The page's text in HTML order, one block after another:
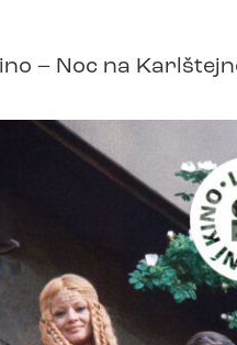
– Noc na